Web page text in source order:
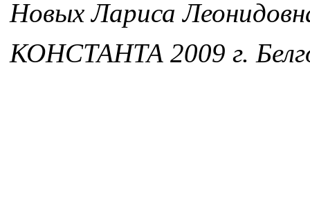
Новых Лариса
КОНСТАНТА 2009 г.